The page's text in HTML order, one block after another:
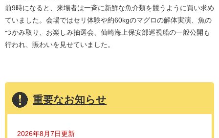
前9時になると、来場者は一斉に新鮮な魚介類を競うように買い求め
ていました。会場ではセリ体験や約60kgのマグロの解体実演、魚の
つかみ取り、お楽しみ抽選会、仙崎海上保安部巡視船の一般公開も
行われ、賑わいを見せていました。
重要なお知らせ
2026年8月7日更新